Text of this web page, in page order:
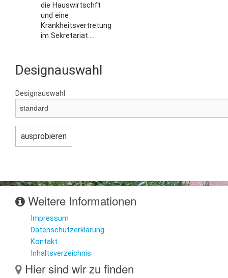
die Hauswirtschft
und eine
Krankheitsvertretung
im Sekretariat....
Designauswahl
Designauswahl
Weitere Informationen
Impressum
Datenschutzerklärung
Kontakt
Inhaltsverzeichnis
Hier sind wir zu finden